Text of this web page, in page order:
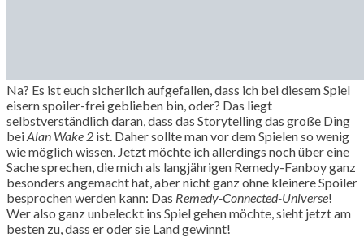
Na? Es ist euch sicherlich aufgefallen, dass ich bei diesem Spiel
eisern spoiler-frei geblieben bin, oder? Das liegt
selbstverständlich daran, dass das Storytelling das große Ding
beiAlan Wake 2 ist. Daher sollte man vor dem Spielen so wenig
wie möglich wissen. Jetzt möchte ich allerdings noch über eine
Sache sprechen, die mich als langjährigen Remedy-Fanboy ganz
besonders angemacht hat, aber nicht ganz ohne kleinere Spoiler
besprochen werden kann: Das Remedy-Connected-Universe!
Wer also ganz unbeleckt ins Spiel gehen möchte, sieht jetzt am
besten zu, dass er oder sie Land gewinnt!